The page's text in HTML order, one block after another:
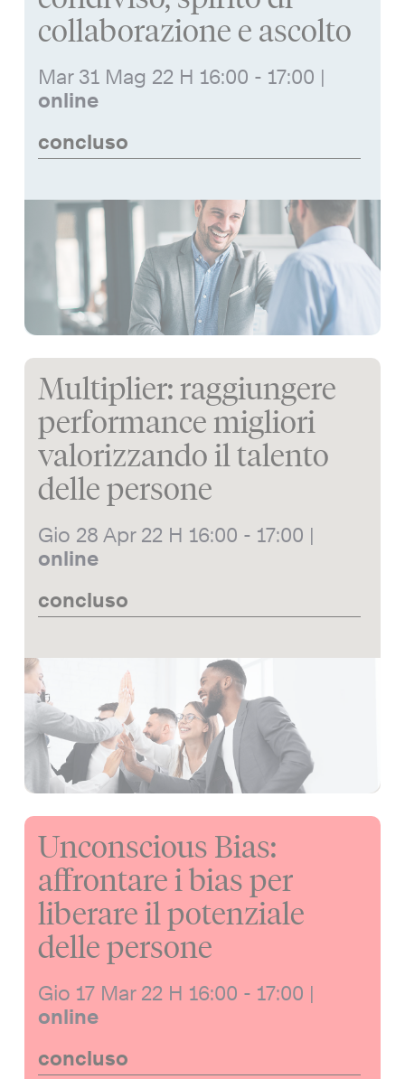
collaborazione e ascolto
Mar 31 Mag 22 H 16:00 - 17:00 |
online
concluso
Multiplier: raggiungere
performance migliori
valorizzando il talento
delle persone
Gio 28 Apr 22 H 16:00 - 17:00 |
online
concluso
Unconscious Bias:
affrontare i bias per
liberare il potenziale
delle persone
Gio 17 Mar 22 H 16:00 - 17:00 |
online
concluso